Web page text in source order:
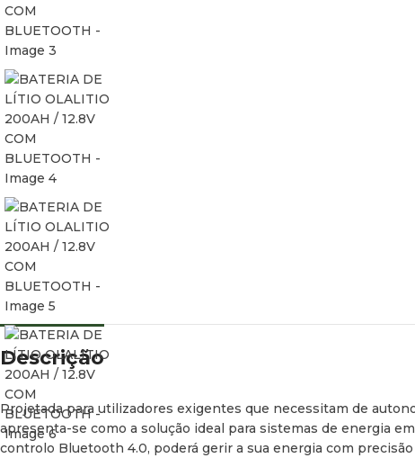
Descrição
Projetada para utilizadores exigentes que necessitam de
apresenta-se como a solução ideal para sistemas de energia
controlo Bluetooth 4.0, poderá gerir a sua energia com